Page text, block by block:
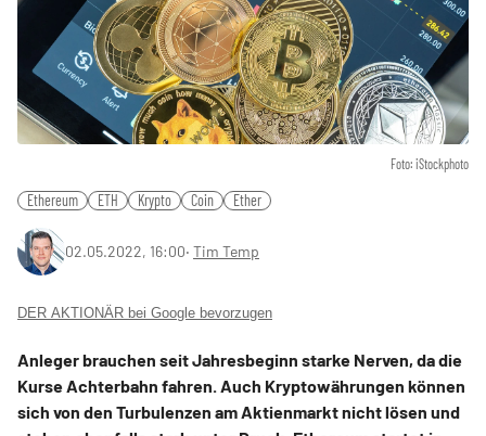
Foto: iStockphoto
Ethereum ETH Krypto Coin Ether
02.05.2022, 16:00‧ Tim Temp
DER AKTIONÄR bei Google bevorzugen
Anleger brauchen seit Jahresbeginn starke Nerven, da die
Kurse Achterbahn fahren. Auch Kryptowährungen können
sich von den Turbulenzen am Aktienmarkt nicht lösen und